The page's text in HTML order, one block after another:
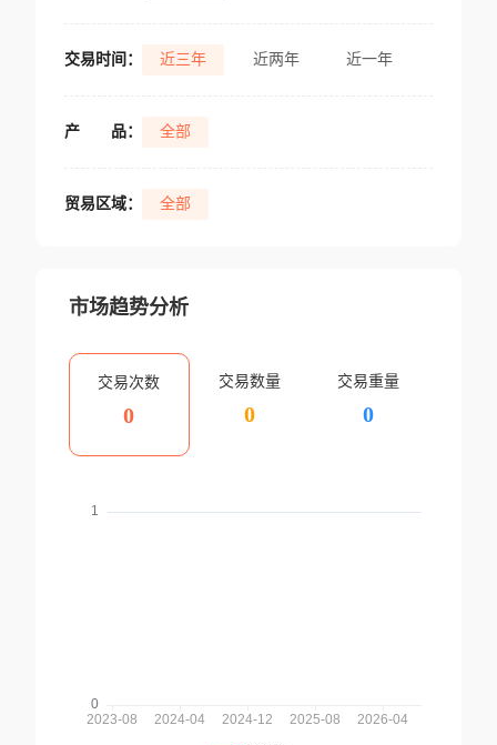
交易时间： 近三年 近两年 近一年
产 品： 全部
贸易区域： 全部
市场趋势分析
交易次数
0
交易数量
0
交易重量
0